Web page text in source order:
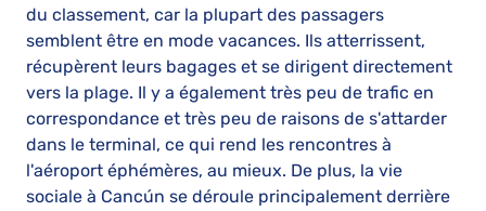
du classement, car la plupart des passagers
semblent être en mode vacances. Ils atterrissent,
récupèrent leurs bagages et se dirigent directement
vers la plage. Il y a également très peu de trafic en
correspondance et très peu de raisons de s'attarder
dans le terminal, ce qui rend les rencontres à
l'aéroport éphémères, au mieux. De plus, la vie
sociale à Cancún se déroule principalement derrière